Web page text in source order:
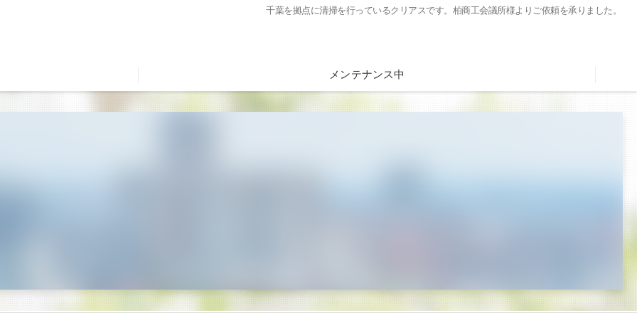
千葉を拠点に清掃を行っているクリアスです。柏商工会議所様よりご依頼を承りました。
メンテナンス中